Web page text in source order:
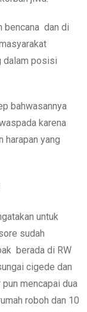
bencana dan di
dalam posisi
bahwasannya
karena
harapan yang
untuk
sudah
berada di RW
cigede dan
mencapai dua
roboh dan 10